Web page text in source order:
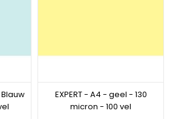
Blauw
EXPERT - A4 - geel - 130
micron - 100 vel